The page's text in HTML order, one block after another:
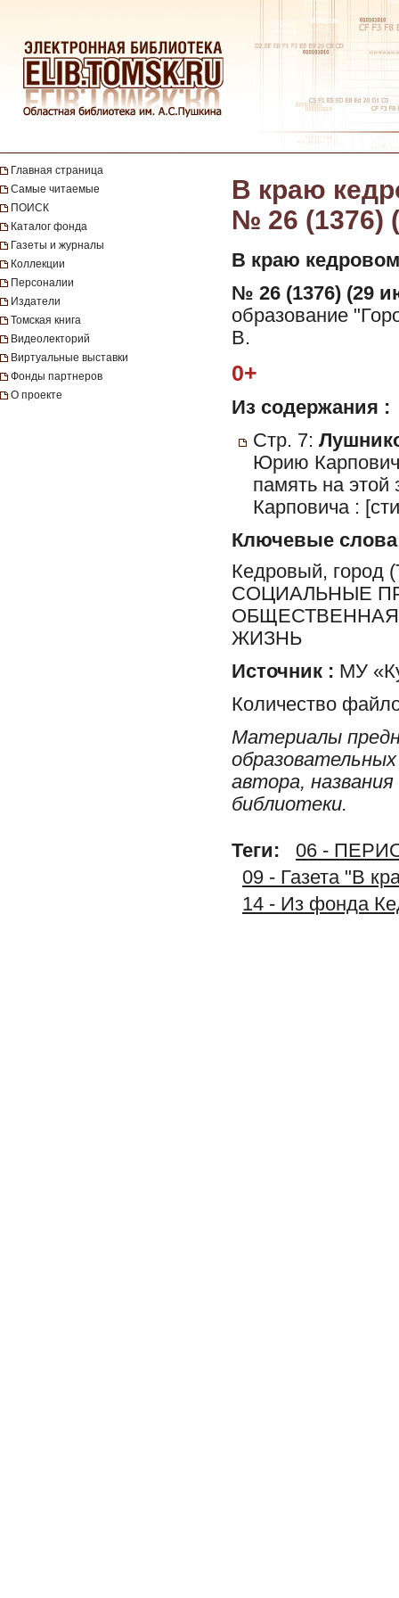
Главная страница
Самые читаемые
ПОИСК
Каталог фонда
Газеты и журналы
Коллекции
Персоналии
Издатели
Томская книга
Видеолекторий
Виртуальные выставки
Фонды партнеров
О проекте
В краю
№ 26 (1376)
В краю
№ 26 (1376) (29
образование
В.
0+
Из содержания :
Стр. 7:
Юрию
память на
Карповича :
Ключевые слова
Кедровый,
СОЦИАЛЬНЫЕ
ЖИЗНЬ
Источник : МУ
Количество
Материалы
автора,
библиотеки.
Теги:
06 -
09 - Газета "В
14 - Из фонда